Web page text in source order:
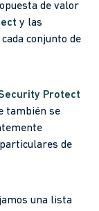
de valor
y las
conjunto de
Protect
también se
de
una lista